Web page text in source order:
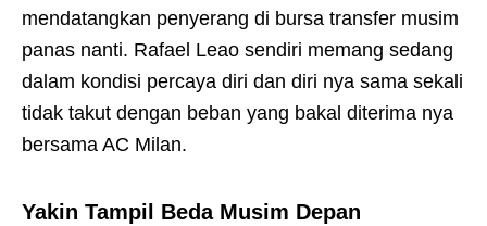
mendatangkan penyerang di bursa transfer musim
panas nanti. Rafael Leao sendiri memang sedang
dalam kondisi percaya diri dan diri nya sama sekali
tidak takut dengan beban yang bakal diterima nya
bersama AC Milan.
Yakin Tampil Beda Musim Depan